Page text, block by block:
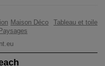
Maison Déco
Tableau et toile